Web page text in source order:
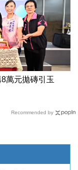
萬元拋磚引玉
Recommended by